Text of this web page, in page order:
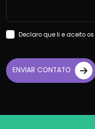
Declaro que li e aceito os
ENVIAR CONTATO